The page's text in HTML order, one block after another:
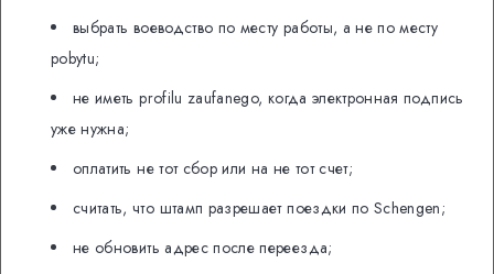
выбрать воеводство по месту работы, а не по месту
pobytu;
не иметь profilu zaufanego, когда электронная подпись
уже нужна;
оплатить не тот сбор или на не тот счет;
считать, что штамп разрешает поездки по Schengen;
не обновить адрес после переезда;